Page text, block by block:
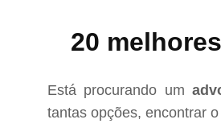
20
Está procurando um
tantas opções, encontrar